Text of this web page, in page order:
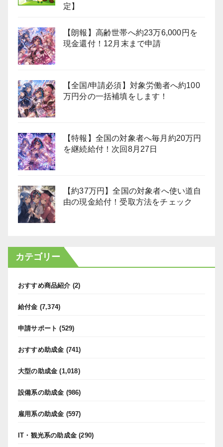
定】
【朗報】高齢世帯へ約23万6,000円を
現金還付！12月末まで申請
【全国/申請必須】対象労働者へ約100
万円分の一括補填をします！
【特報】全国の対象者へ毎月約20万円
を継続給付！次回8月27日
【約37万円】全国の対象者へ使い道自
由の現金給付！受取方法をチェック
カテゴリー
おすすめ商品紹介 (2)
給付金 (7,374)
申請サポート (529)
おすすめ助成金 (741)
大型の助成金 (1,018)
設備系の助成金 (986)
雇用系の助成金 (597)
IT・観光系の助成金 (290)